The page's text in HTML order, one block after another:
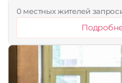
0 местных жителей